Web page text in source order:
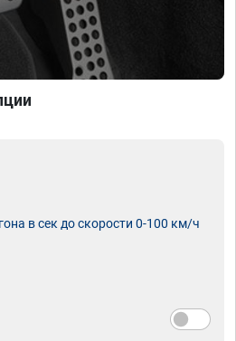
в сек до скорости 0-100 км/ч